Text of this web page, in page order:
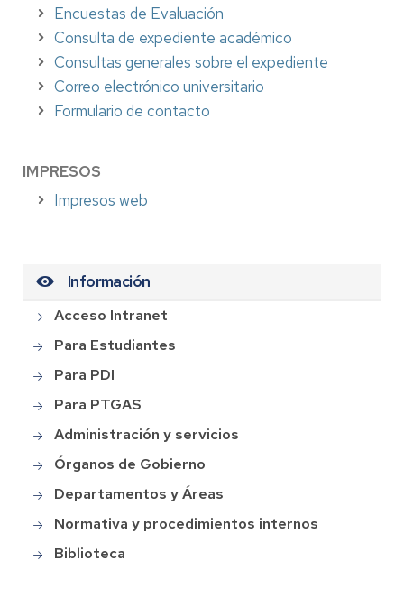
Encuestas de Evaluación
Consulta de expediente académico
Consultas generales sobre el expediente
Correo electrónico universitario
Formulario de contacto
IMPRESOS
Impresos web
Información
Acceso Intranet
Para Estudiantes
Para PDI
Para PTGAS
Administración y servicios
Órganos de Gobierno
Departamentos y Áreas
Normativa y procedimientos internos
Biblioteca